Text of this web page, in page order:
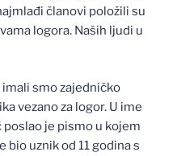
članovi položili su
logora. Naših ljudi u
smo zajedničko
vezano za logor. U ime
je pismo u kojem
bio uznik od 11 godina s